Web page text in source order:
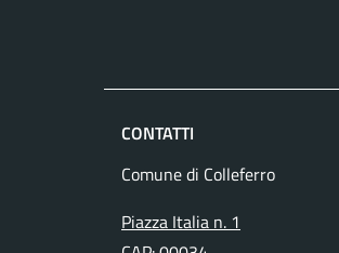
CONTATTI
Comune di Colleferro
Piazza Italia n. 1